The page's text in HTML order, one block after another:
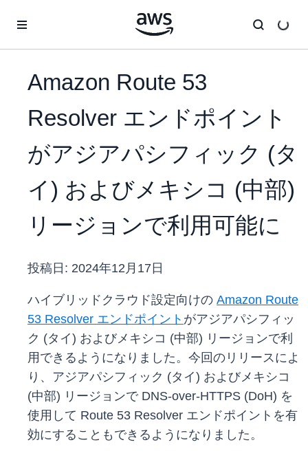
Amazon Route 53
Resolver エンドポイント
がアジアパシフィック (タ
イ) およびメキシコ (中部)
リージョンで利用可能に
投稿日: 2024年12月17日
ハイブリッドクラウド設定向けの Amazon Route
53 Resolver エンドポイント がアジアパシフィッ
ク (タイ) およびメキシコ (中部) リージョンで利
用できるようになりました。今回のリリースによ
り、アジアパシフィック (タイ) およびメキシコ
(中部) リージョンで DNS-over-HTTPS (DoH) を
使用して Route 53 Resolver エンドポイントを有
効にすることもできるようになりました。